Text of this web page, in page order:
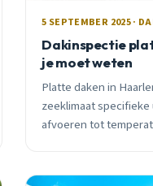
5 SEPTEMBER 2025 ·
Dakinspectie
je moet weten
Platte daken in
zeeklimaat
afvoeren tot